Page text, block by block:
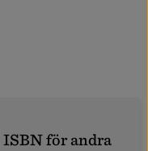
ISBNför andra